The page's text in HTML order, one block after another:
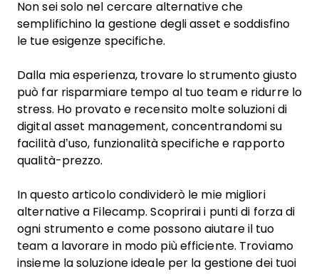
Non sei solo nel cercare alternative che
semplifichino la gestione degli asset e soddisfino
le tue esigenze specifiche.
Dalla mia esperienza, trovare lo strumento giusto
può far risparmiare tempo al tuo team e ridurre lo
stress. Ho provato e recensito molte soluzioni di
digital asset management, concentrandomi su
facilità d’uso, funzionalità specifiche e rapporto
qualità-prezzo.
In questo articolo condividerò le mie migliori
alternative a Filecamp. Scoprirai i punti di forza di
ogni strumento e come possono aiutare il tuo
team a lavorare in modo più efficiente. Troviamo
insieme la soluzione ideale per la gestione dei tuoi